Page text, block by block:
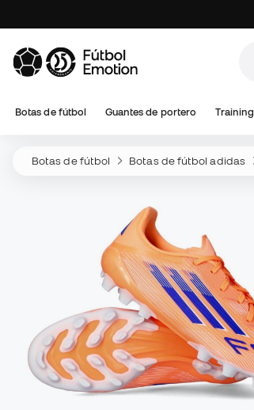
Botas de fútbol Guantes de portero Training
Botas de fútbol Botas de fútbol adidas